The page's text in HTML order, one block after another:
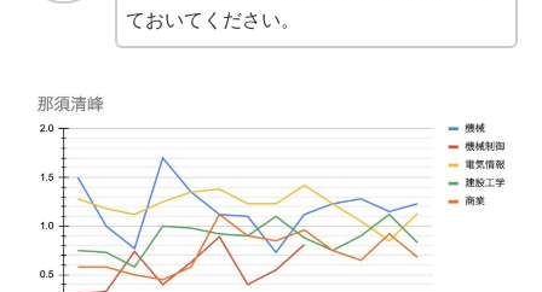
ておいてください。